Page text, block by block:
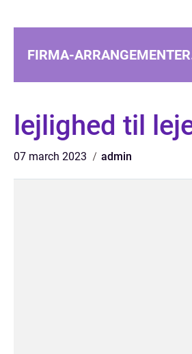
FIRMA-
lejlighed til
07 march 2023 admin